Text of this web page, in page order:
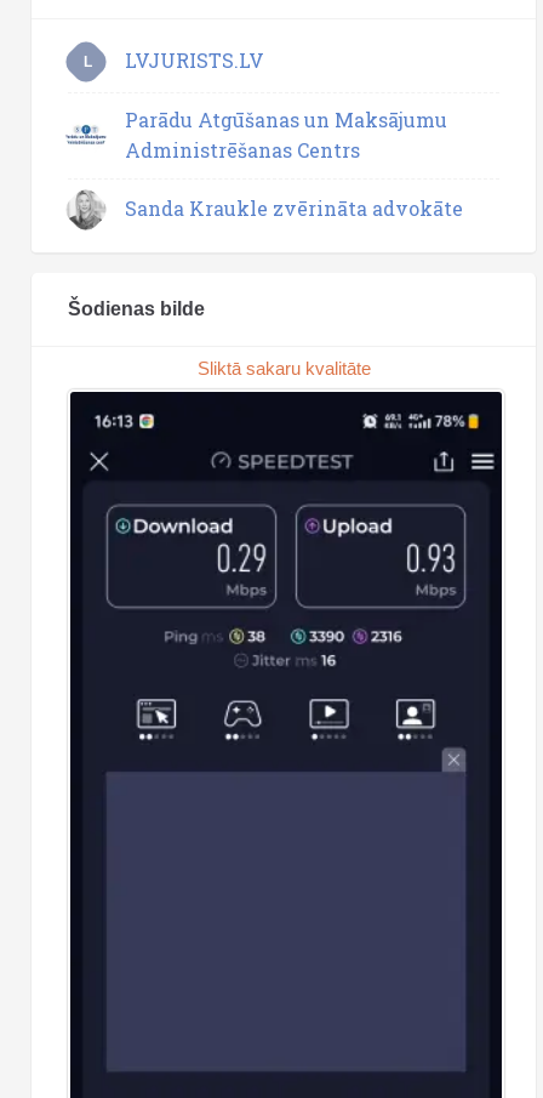
L LVJURISTS.LV
Parādu Atgūšanas un Maksājumu
Administrēšanas Centrs
Sanda Kraukle zvērināta advokāte
Šodienas bilde
Sliktā sakaru kvalitāte